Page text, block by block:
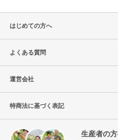
はじめての方へ
よくある質問
運営会社
特商法に基づく表記
生産者の